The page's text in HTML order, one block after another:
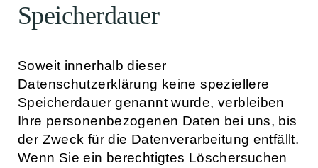
Speicherdauer
Soweit innerhalb dieser
Datenschutzerklärung keine speziellere
Speicherdauer genannt wurde, verbleiben
Ihre personenbezogenen Daten bei uns, bis
der Zweck für die Datenverarbeitung entfällt.
Wenn Sie ein berechtigtes Löschersuchen